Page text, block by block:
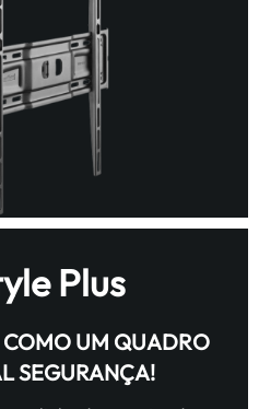
Plus
COMO UM QUADRO
SEGURANÇA!